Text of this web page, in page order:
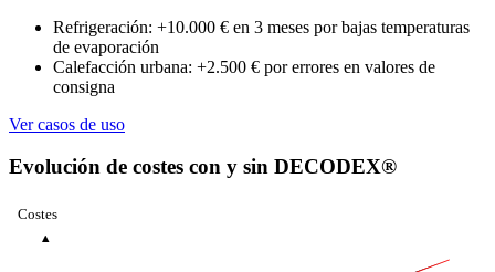
Refrigeración: +10.000 € en 3 meses por bajas temperaturas
de evaporación
Calefacción urbana: +2.500 € por errores en valores de
consigna
Ver casos de uso
Evolución de costes con y sin DECODEX®
Costes